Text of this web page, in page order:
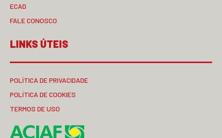
ECAD
FALE CONOSCO
LINKS ÚTEIS
POLÍTICA DE PRIVACIDADE
POLÍTICA DE COOKIES
TERMOS DE USO